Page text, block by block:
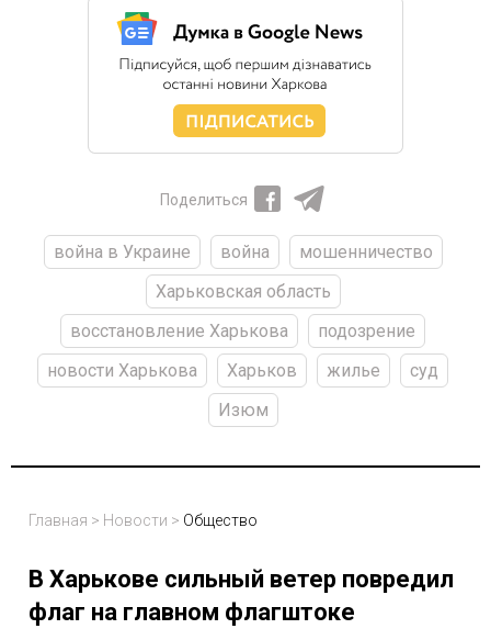
Поделиться
война в Украине война
мошенничество
Харьковская область
восстановление Харькова
подозрение
новости Харькова
Харьков жилье
суд
Изюм
Главная > Новости > Общество
В Харькове сильный ветер повредил
флаг на главном флагштоке